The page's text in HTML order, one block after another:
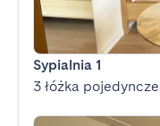
Sypialnia 1
3 łóżka pojedyncze